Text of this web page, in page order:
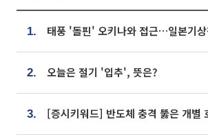
1.
2. 오늘은 절기 '입추', 뜻은?
3.